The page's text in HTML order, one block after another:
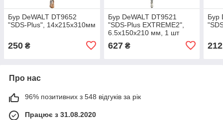
Бур DeWALT DT9652
"SDS-Plus", 14x215x310мм
250 ₴
Бур DeWALT DT9521
"SDS-Plus EXTREME2",
6.5х150х210 мм, 1 шт
627₴
Бур
212
Про нас
96% позитивних з 548 відгуків за рік
Працює з 31.08.2020